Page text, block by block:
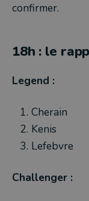
confirmer.
18h : le
Legend :
Cherain
Kenis
Lefebvre
Challenger :